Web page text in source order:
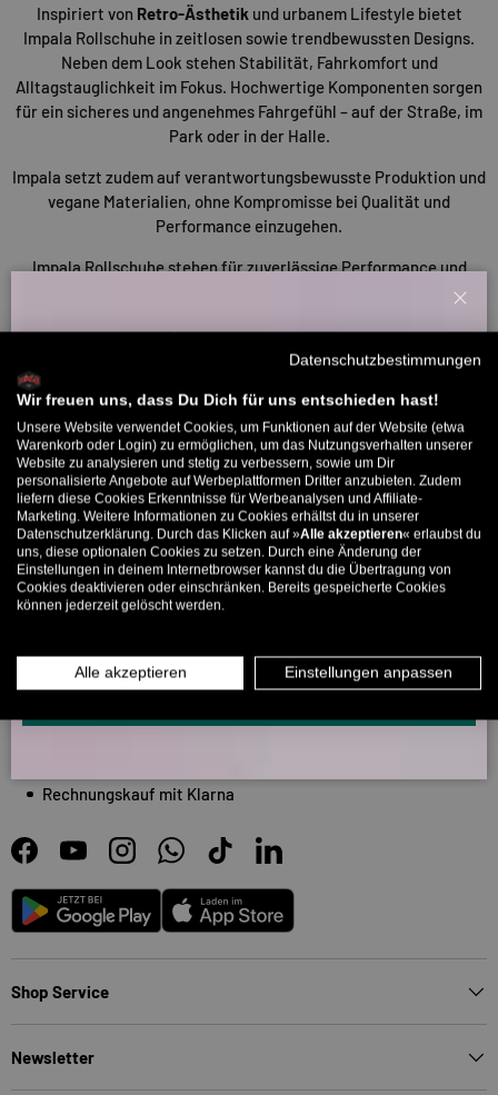
Inspiriert von Retro-Ästhetik und urbanem Lifestyle bietet
Impala Rollschuhe in zeitlosen sowie trendbewussten Designs.
Neben dem Look stehen Stabilität, Fahrkomfort und
Alltagstauglichkeit im Fokus. Hochwertige Komponenten sorgen
für ein sicheres und angenehmes Fahrgefühl – auf der Straße, im
Park oder in der Halle.
Impala setzt zudem auf verantwortungsbewusste Produktion und
vegane Materialien, ohne Kompromisse bei Qualität und
Performance einzugehen.
Impala Rollschuhe stehen für zuverlässige Performance und
8 Rollen
Willkommensbonus
Willkommens-Rabattcode direkt per Mail zugeschickt.
Bis zu 11% Rabatt auf deine erste Bestellung. Aufgepasst: Du
kannst nur 1x wählen! 🤫
5% ab €80 9% ab €100 11% ab €150 🔥
E-Mail
MÄNNER
INFOS ÜBER WHATSAPP? KEIN PROBLEM!
KLICK HIER UND SCHICKE UNS DIE VORGESCHRIEBENE NACHRICHT,
Zurück nach oben
Deine Kundenvorteile
Schneller Versand
Kostenlose Rücksendungen in Deutschland
Bestpreisgarantie
SSL Secure Shopping
Rechnungskauf mit Klarna
FacebookYouTubeInstagramWhatsAppTikTokLinkedIn
Android App Store
Shop Service
Newsletter
Datenschutzbestimmungen
Wir freuen uns, dass Du Dich für uns entschieden hast!
Unsere Website verwendet Cookies, um Funktionen auf der Website (etwa
Warenkorb oder Login) zu ermöglichen, um das Nutzungsverhalten unserer
Website zu analysieren und stetig zu verbessern, sowie um Dir
personalisierte Angebote auf Werbeplattformen Dritter anzubieten. Zudem
liefern diese Cookies Erkenntnisse für Werbeanalysen und Affiliate-
Marketing. Weitere Informationen zu Cookies erhältst du in unserer
Datenschutzerklärung. Durch das Klicken auf »Alle akzeptieren« erlaubst du
uns, diese optionalen Cookies zu setzen. Durch eine Änderung der
Einstellungen in deinem Internetbrowser kannst du die Übertragung von
Cookies deaktivieren oder einschränken. Bereits gespeicherte Cookies
können jederzeit gelöscht werden.
Alle akzeptieren Einstellungen anpassen